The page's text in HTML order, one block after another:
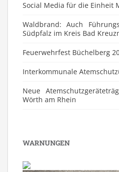
Social Media für die Einheit
Waldbrand: Auch
Südpfalz im Kreis Bad
Feuerwehrfest Büchelberg
⁠Interkommunale
Neue
Wörth am Rhein
WARNUNGEN